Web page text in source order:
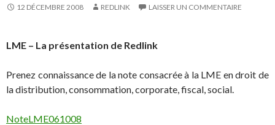
12 DÉCEMBRE 2008 REDLINK LAISSER UN COMMENTAIRE
LME – La présentation de Redlink
Prenez connaissance de la note consacrée à la LME en droit de
la distribution, consommation, corporate, fiscal, social.
NoteLME061008